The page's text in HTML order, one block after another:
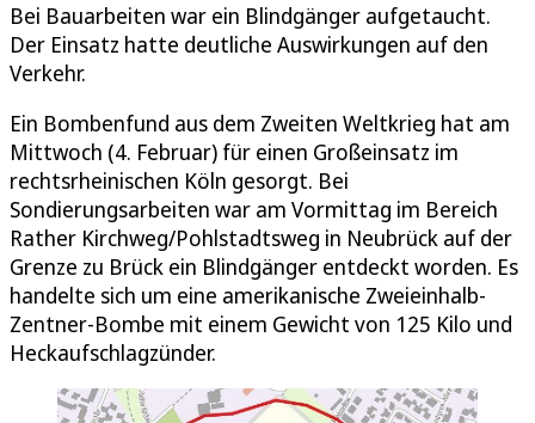
Bei Bauarbeiten war ein Blindgänger aufgetaucht.
Der Einsatz hatte deutliche Auswirkungen auf den
Verkehr.
Ein Bombenfund aus dem Zweiten Weltkrieg hat am
Mittwoch (4. Februar) für einen Großeinsatz im
rechtsrheinischen Köln gesorgt. Bei
Sondierungsarbeiten war am Vormittag im Bereich
Rather Kirchweg/Pohlstadtsweg in Neubrück auf der
Grenze zu Brück ein Blindgänger entdeckt worden. Es
handelte sich um eine amerikanische Zweieinhalb-
Zentner-Bombe mit einem Gewicht von 125 Kilo und
Heckaufschlagzünder.